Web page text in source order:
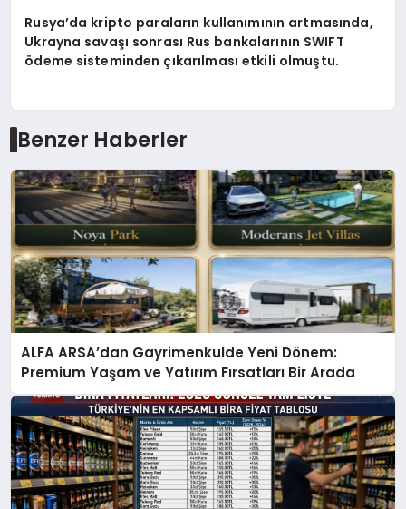
Rusya’da kripto paraların kullanımının artmasında,
Ukrayna savaşı sonrası Rus bankalarının SWIFT
ödeme sisteminden çıkarılması etkili olmuştu.
Benzer Haberler
ALFA ARSA’dan Gayrimenkulde Yeni Dönem:
Premium Yaşam ve Yatırım Fırsatları Bir Arada